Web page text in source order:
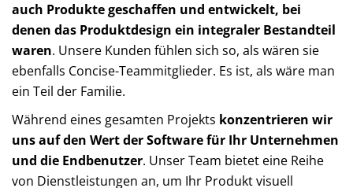
auch Produkte geschaffen und entwickelt, bei
denen das Produktdesign ein integraler Bestandteil
waren. Unsere Kunden fühlen sich so, als wären sie
ebenfalls Concise-Teammitglieder. Es ist, als wäre man
ein Teil der Familie.
Während eines gesamten Projekts konzentrieren wir
uns auf den Wert der Software für Ihr Unternehmen
und die Endbenutzer. Unser Team bietet eine Reihe
von Dienstleistungen an, um Ihr Produkt visuell